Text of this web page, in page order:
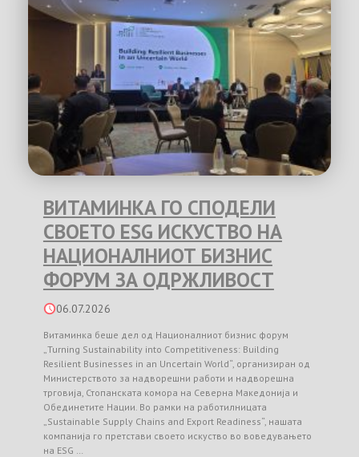
ВИТАМИНКА ГО СПОДЕЛИ
СВОЕТО ESG ИСКУСТВО НА
НАЦИОНАЛНИОТ БИЗНИС
ФОРУМ ЗА ОДРЖЛИВОСТ
06.07.2026
Витаминка беше дел од Националниот бизнис форум
„Turning Sustainability into Competitiveness: Building
Resilient Businesses in an Uncertain World“, организиран од
Министерството за надворешни работи и надворешна
трговија, Стопанската комора на Северна Македонија и
Обединетите Нации. Во рамки на работилницата
„Sustainable Supply Chains and Export Readiness“, нашата
компанија го претстави своето искуство во воведувањето
на ESG …